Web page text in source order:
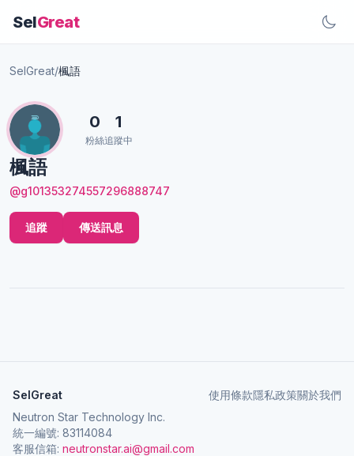
SelGreat
SelGreat/楓語
楓語
@g101353274557296888747
0
粉絲
1
追蹤中
追蹤 傳送訊息
SelGreat
Neutron Star Technology Inc.
統一編號: 83114084
客服信箱: neutronstar.ai@gmail.com
使用條款隱私政策關於我們